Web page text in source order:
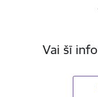
Vai šī